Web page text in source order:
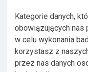
Kategorie danych,
obowiązujących nas
w celu wykonania
korzystasz z
przez nas danych